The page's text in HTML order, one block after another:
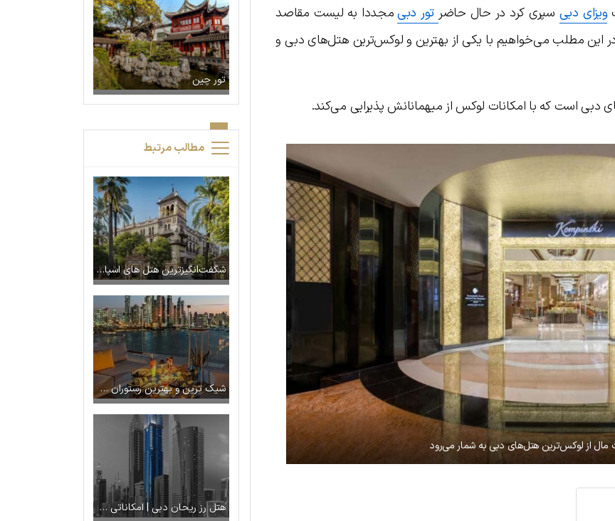
ویزای دبی سپری کرد در حال حاضر تور دبیمجددا به لیست مقاصد
این مطلب می‌خواهیم با یکی از بهترین و لوکس‌ترین هتل‌های دبی و
دبی است که با امکانات لوکس از میهمانانش پذیرایی می‌کند.
مال از لوکس‌ترین هتل‌های دبی به شمار می‌رود
تور چین
مطالب مرتبط
شگفت‌انگیزترین هتل های اسپانیا + تصاویر
شیک ترین و بهترین رستوران های دبی را بشناسید {+رستوران های دارای غذای ایرانی}
هتل رز ریحان دبی | امکاناتی بالاتر از ۵ ستاره!